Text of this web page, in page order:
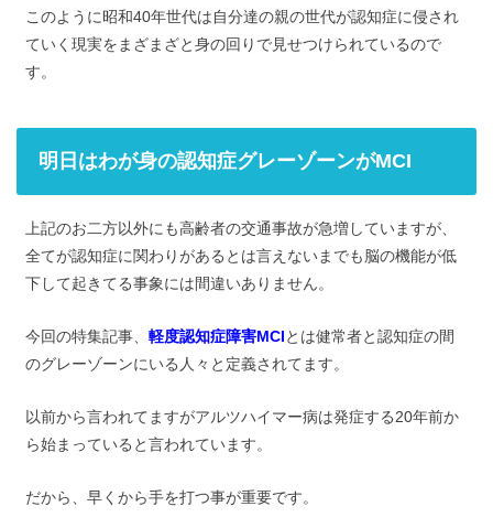
このように昭和40年世代は自分達の親の世代が認知症に侵され
ていく現実をまざまざと身の回りで見せつけられているので
す。
明日はわが身の認知症グレーゾーンがMCI
上記のお二方以外にも高齢者の交通事故が急増していますが、
全てが認知症に関わりがあるとは言えないまでも脳の機能が低
下して起きてる事象には間違いありません。
今回の特集記事、軽度認知症障害MCIとは健常者と認知症の間
のグレーゾーンにいる人々と定義されてます。
以前から言われてますがアルツハイマー病は発症する20年前か
ら始まっていると言われています。
だから、早くから手を打つ事が重要です。